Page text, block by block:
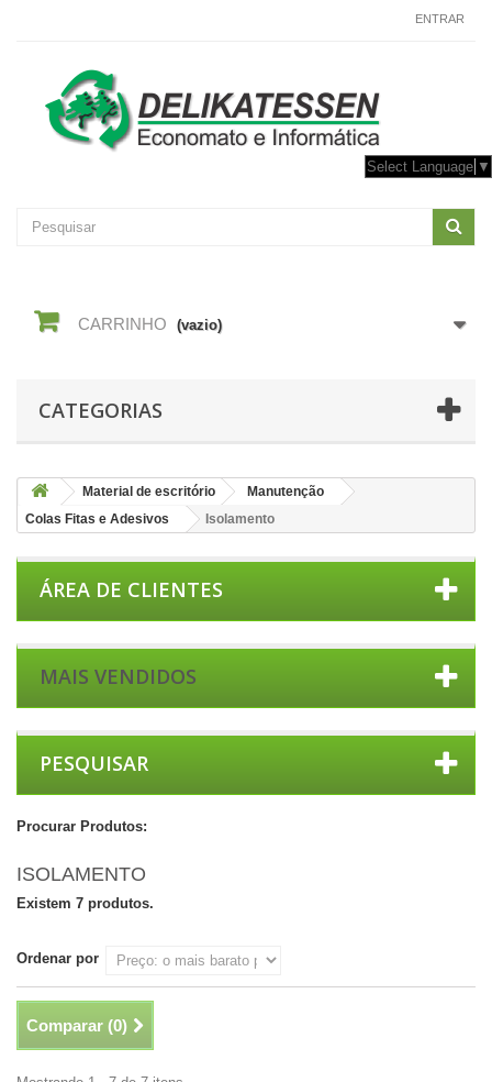
ENTRAR
Select Language ▼
CARRINHO (vazio)
CATEGORIAS
Material de escritório
Manutenção
Colas Fitas e Adesivos
Isolamento
ÁREA DE CLIENTES
MAIS VENDIDOS
PESQUISAR
Procurar Produtos:
ISOLAMENTO
Existem 7 produtos.
Ordenar por
Comparar (0)